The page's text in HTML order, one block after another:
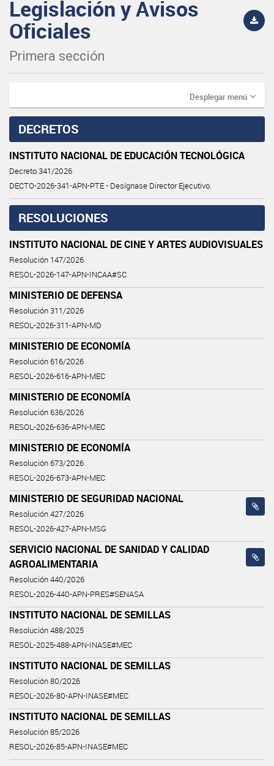
Legislación y Avisos
Oficiales
Primera sección
Desplegar menú
DECRETOS
INSTITUTO NACIONAL DE EDUCACIÓN TECNOLÓGICA
Decreto 341/2026
DECTO-2026-341-APN-PTE - Desígnase Director Ejecutivo.
RESOLUCIONES
INSTITUTO NACIONAL DE CINE Y ARTES AUDIOVISUALES
Resolución 147/2026
RESOL-2026-147-APN-INCAA#SC
MINISTERIO DE DEFENSA
Resolución 311/2026
RESOL-2026-311-APN-MD
MINISTERIO DE ECONOMÍA
Resolución 616/2026
RESOL-2026-616-APN-MEC
MINISTERIO DE ECONOMÍA
Resolución 636/2026
RESOL-2026-636-APN-MEC
MINISTERIO DE ECONOMÍA
Resolución 673/2026
RESOL-2026-673-APN-MEC
MINISTERIO DE SEGURIDAD NACIONAL
Resolución 427/2026
RESOL-2026-427-APN-MSG
SERVICIO NACIONAL DE SANIDAD Y CALIDAD
AGROALIMENTARIA
Resolución 440/2026
RESOL-2026-440-APN-PRES#SENASA
INSTITUTO NACIONAL DE SEMILLAS
Resolución 488/2025
RESOL-2025-488-APN-INASE#MEC
INSTITUTO NACIONAL DE SEMILLAS
Resolución 80/2026
RESOL-2026-80-APN-INASE#MEC
INSTITUTO NACIONAL DE SEMILLAS
Resolución 85/2026
RESOL-2026-85-APN-INASE#MEC